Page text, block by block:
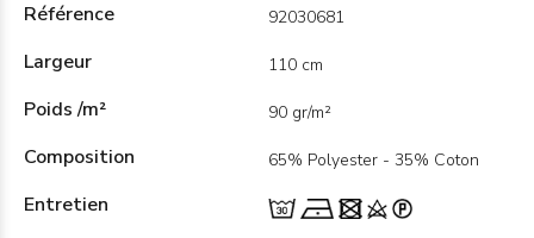
Référence 92030681
Largeur 110 cm
Poids /m² 90 gr/m²
Composition 65% Polyester - 35% Coton
Entretien